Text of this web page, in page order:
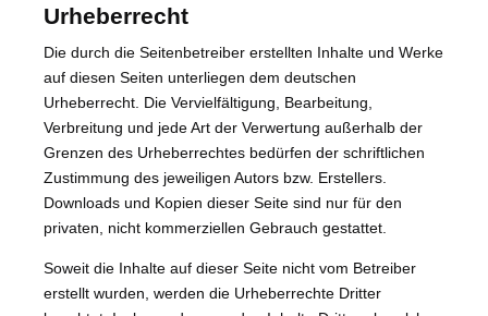
Urheberrecht
Die durch die Seitenbetreiber erstellten Inhalte und Werke
auf diesen Seiten unterliegen dem deutschen
Urheberrecht. Die Vervielfältigung, Bearbeitung,
Verbreitung und jede Art der Verwertung außerhalb der
Grenzen des Urheberrechtes bedürfen der schriftlichen
Zustimmung des jeweiligen Autors bzw. Erstellers.
Downloads und Kopien dieser Seite sind nur für den
privaten, nicht kommerziellen Gebrauch gestattet.
Soweit die Inhalte auf dieser Seite nicht vom Betreiber
erstellt wurden, werden die Urheberrechte Dritter